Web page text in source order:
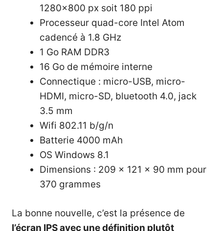
1280×800 px soit 180 ppi
Processeur quad-core Intel Atom
cadencé à 1.8 GHz
1 Go RAM DDR3
16 Go de mémoire interne
Connectique : micro-USB, micro-
HDMI, micro-SD, bluetooth 4.0, jack
3.5 mm
Wifi 802.11 b/g/n
Batterie 4000 mAh
OS Windows 8.1
Dimensions : 209 x 121 x 90 mm pour
370 grammes
La bonne nouvelle, c’est la présence de
l’écran IPS avec une définition plutôt